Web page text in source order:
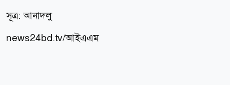
সূত্র: আনাদলু
news24bd.tv/আইএএম